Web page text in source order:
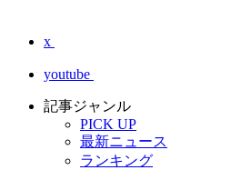
x
youtube
記事ジャンル
PICK UP
最新ニュース
ランキング